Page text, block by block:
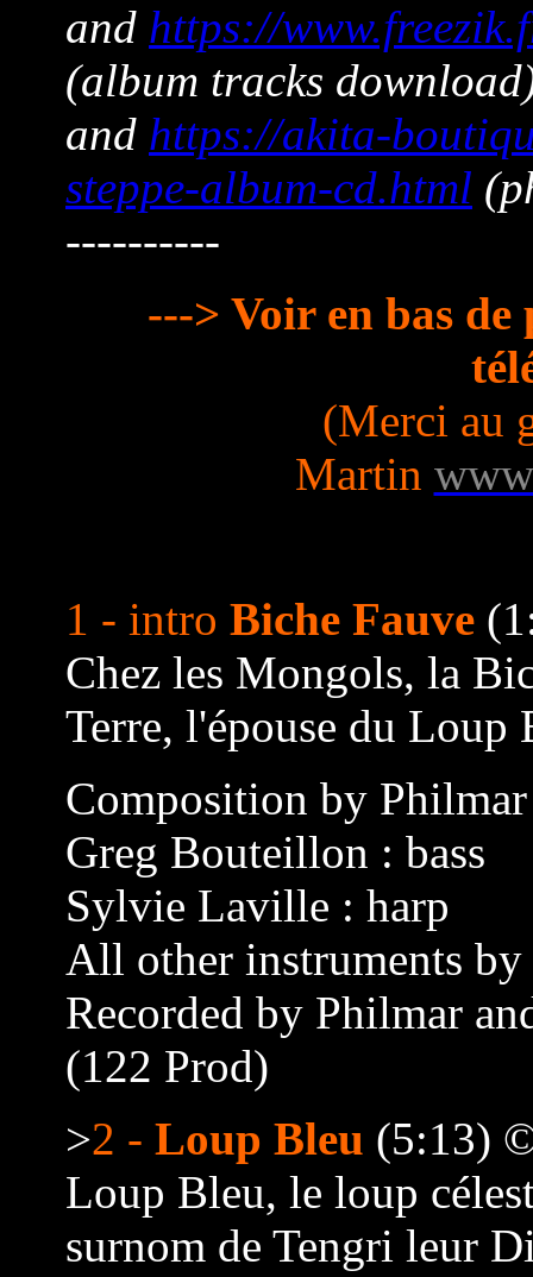
and https://
(album tracks
and https://akita-
steppe-album-cd.html
----------
---> Voir en bas
(Merci au
Martin
1 - intro Biche Fauve
Chez les Mongols, la
Terre, l'épouse du Loup
Composition by Philmar
Greg Bouteillon : bass
Sylvie Laville : harp
All other instruments
Recorded by Philmar
(122 Prod)
>2 - Loup Bleu (5:13)
Loup Bleu, le loup
surnom de Tengri leur